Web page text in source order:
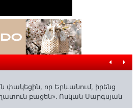
փակեցին, որ Երևանում, իրենց
բացեն»․ Ոսկան Սարգսյան